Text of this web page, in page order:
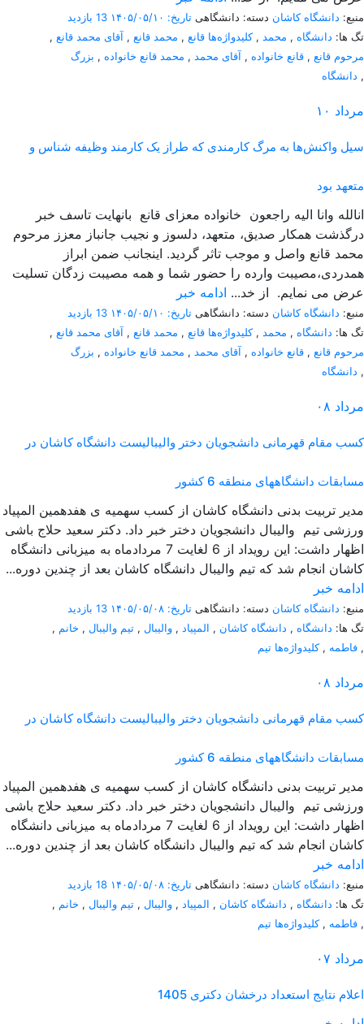
منبع: دانشگاه کاشان دسته: دانشگاهی تاریخ: ۱۴۰۵/۰۵/۱۰
13 بازدید
تگ ها: دانشگاه , محمد ,کلیدواژه‌ها قانع , محمد قانع , آقای محمد قانع ,
مرحوم قانع , قانع خانواده , آقای محمد , محمد قانع خانواده , بزرگ
دانشگاه ,
۱۰ مرداد
سیل واکنش‌ها به مرگ کارمندی که طراز یک کارمند وظیفه شناس و
متعهد بود
انالله وانا الیه راجعون خانواده معزای قانع بانهایت تاسف خبر
درگذشت همکار صدیق، متعهد، دلسوز و نجیب جانباز معزز مرحوم
محمد قانع واصل و موجب تاثر گردید. اینجانب ضمن ابراز
همدردی،مصیبت وارده را حضور شما و همه مصیبت زدگان تسلیت
عرض می نمایم. از خد... ادامه خبر
منبع: دانشگاه کاشان دسته: دانشگاهی تاریخ: ۱۴۰۵/۰۵/۱۰
13 بازدید
تگ ها: دانشگاه , محمد ,کلیدواژه‌ها قانع , محمد قانع , آقای محمد قانع ,
مرحوم قانع , قانع خانواده , آقای محمد , محمد قانع خانواده , بزرگ
دانشگاه ,
۰۸ مرداد
کسب مقام قهرمانی دانشجویان دختر والیبالیست دانشگاه کاشان در
مسابقات دانشگاههای منطقه 6 کشور
مدیر تربیت بدنی دانشگاه کاشان از کسب سهمیه ی هفدهمین المپیاد
ورزشی تیم والیبال دانشجویان دختر خبر داد. دکتر سعید حلاج باشی
اظهار داشت: این رویداد از 6 لغایت 7 مردادماه به میزبانی دانشگاه
کاشان انجام شد که تیم والیبال دانشگاه کاشان بعد از چندین دوره...
ادامه خبر
منبع: دانشگاه کاشان دسته: دانشگاهی تاریخ: ۱۴۰۵/۰۵/۰۸
13 بازدید
تگ ها: دانشگاه , دانشگاه کاشان , المپیاد , والیبال , تیم والیبال , خانم ,
فاطمه ,کلیدواژه‌ها تیم ,
۰۸ مرداد
کسب مقام قهرمانی دانشجویان دختر والیبالیست دانشگاه کاشان در
مسابقات دانشگاههای منطقه 6 کشور
مدیر تربیت بدنی دانشگاه کاشان از کسب سهمیه ی هفدهمین المپیاد
ورزشی تیم والیبال دانشجویان دختر خبر داد. دکتر سعید حلاج باشی
اظهار داشت: این رویداد از 6 لغایت 7 مردادماه به میزبانی دانشگاه
کاشان انجام شد که تیم والیبال دانشگاه کاشان بعد از چندین دوره...
ادامه خبر
منبع: دانشگاه کاشان دسته: دانشگاهی تاریخ: ۱۴۰۵/۰۵/۰۸
18 بازدید
تگ ها: دانشگاه , دانشگاه کاشان , المپیاد , والیبال , تیم والیبال , خانم ,
فاطمه ,کلیدواژه‌ها تیم ,
۰۷ مرداد
اعلام نتایج استعداد درخشان دکتری 1405